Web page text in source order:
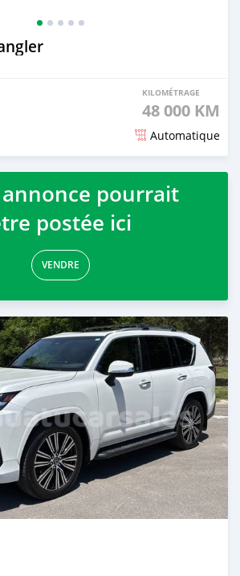
KILOMÉTRAGE
48 000 KM
Automatique
mois
pourrait
postée ici
VENDRE